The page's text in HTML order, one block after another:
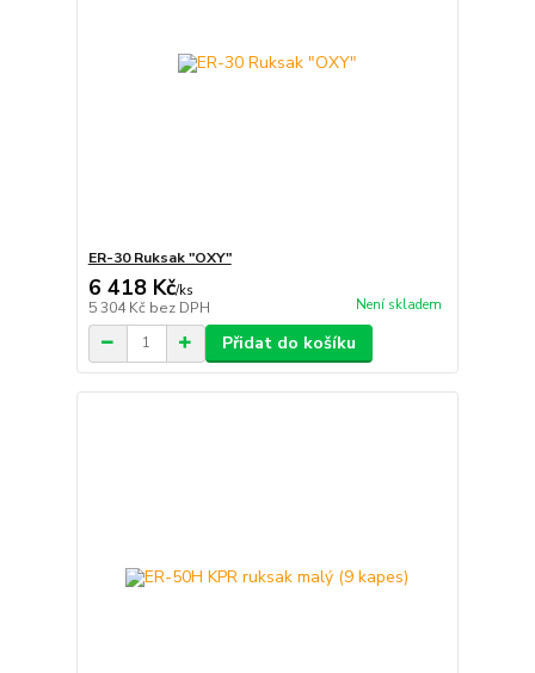
ER-30 Ruksak "OXY"
6 418 Kč/ks
5 304 Kč bez DPH Není skladem
Přidat do košíku